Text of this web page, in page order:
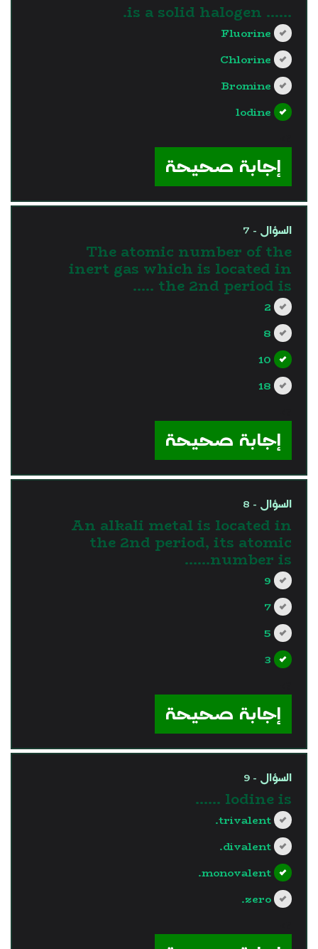
...... is a solid halogen.
Fluorine
Chlorine
Bromine
lodine
إجابة صحيحة
السؤال - 7
The atomic number of the
inert gas which is located in
the 2nd period is …..
2
8
10
18
إجابة صحيحة
السؤال - 8
An alkali metal is located in
the 2nd period, its atomic
number is……
9
7
5
3
إجابة صحيحة
السؤال - 9
lodine is ……
trivalent.
divalent.
monovalent.
zero.